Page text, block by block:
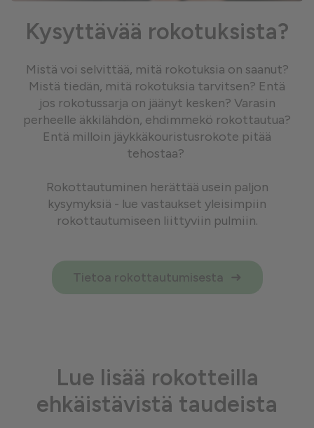
Kysyttävää rokotuksista?
Mistä voi selvittää, mitä rokotuksia on saanut?
Mistä tiedän, mitä rokotuksia tarvitsen? Entä
jos rokotussarja on jäänyt kesken? Varasin
perheelle äkkilähdön, ehdimmekö rokottautua?
Entä milloin jäykkäkouristusrokote pitää
tehostaa?
Rokottautuminen herättää usein paljon
kysymyksiä - lue vastaukset yleisimpiin
rokottautumiseen liittyviin pulmiin.
Tietoa rokottautumisesta
Lue lisää rokotteilla
ehkäistävistä taudeista